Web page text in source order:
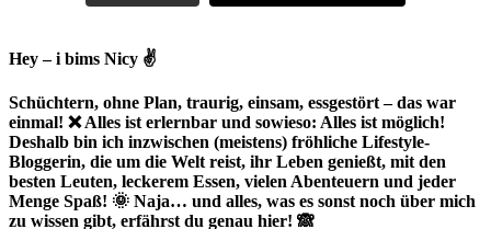
Hey – i bims Nicy ✌
Schüchtern, ohne Plan, traurig, einsam, essgestört – das war
einmal! ❌ Alles ist erlernbar und sowieso: Alles ist möglich!
Deshalb bin ich inzwischen (meistens) fröhliche Lifestyle-
Bloggerin, die um die Welt reist, ihr Leben genießt, mit den
besten Leuten, leckerem Essen, vielen Abenteuern und jeder
Menge Spaß! 🌞 Naja… und alles, was es sonst noch über mich
zu wissen gibt, erfährst du genau hier! 🙈